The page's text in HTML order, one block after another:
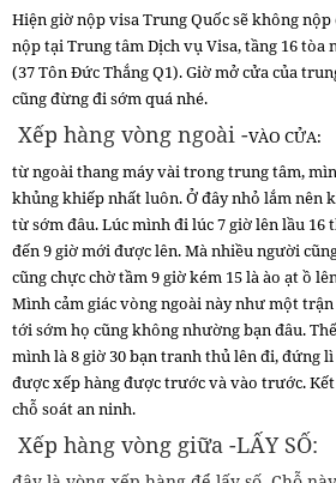
Hiện giờ nộp visa Trung Quốc sẽ không
nộp tại Trung tâm Dịch vụ Visa, tầng 16 tòa
(37 Tôn Đức Thắng Q1). Giờ mở cửa của
cũng đừng đi sớm quá nhé.
Xếp hàng vòng ngoài -VÀO CỬA:
từ ngoài thang máy vài trong trung tâm,
khủng khiếp nhất luôn. Ở đây nhỏ lắm nên
từ sớm đâu. Lúc mình đi lúc 7 giờ lên lầu
đến 9 giờ mới được lên. Mà nhiều người
cũng chực chờ tầm 9 giờ kém 15 là ào ạt ồ
Mình cảm giác vòng ngoài này như một
tới sớm họ cũng không nhường bạn đâu.
mình là 8 giờ 30 bạn tranh thủ lên đi, đứng
được xếp hàng được trước và vào trước.
chỗ soát an ninh.
Xếp hàng vòng giữa -LẤY SỐ: